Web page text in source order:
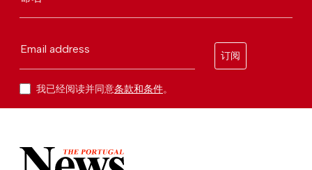
Email address
订阅
我已经阅读并同意条款和条件。